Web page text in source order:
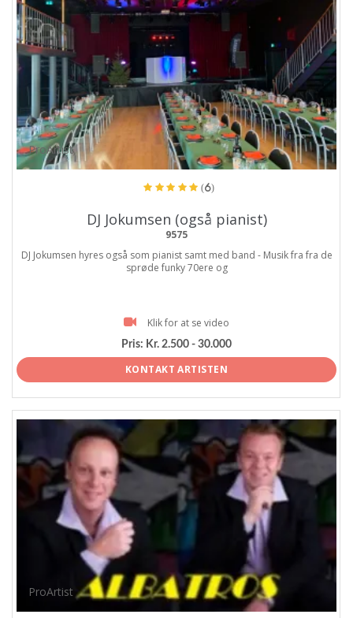
ProArtist
(6)
DJ Jokumsen (også pianist)
9575
DJ Jokumsen hyres også som pianist samt med band - Musik fra fra de
sprøde funky 70ere og
Klik for at se video
Pris: Kr. 2.500 - 30.000
KONTAKT ARTISTEN
ProArtist